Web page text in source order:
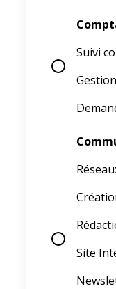
Suivi
Site